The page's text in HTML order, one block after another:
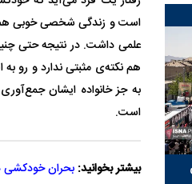
است و زندگی شخصی خوبی هم
علمی داشت. در نتیجه حتی
هم نکته‌ی مثبتی ندارد و رو به
به جز خانواده ایشان
است.
بیشتر بخوانید: بحران خودکشی